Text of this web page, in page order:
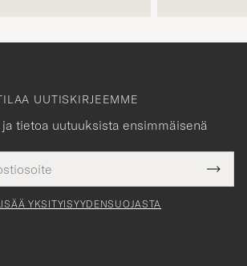
UUTISKIRJEEMME
tietoa uutuuksista ensimmäisenä
YKSITYISYYDENSUOJASTA